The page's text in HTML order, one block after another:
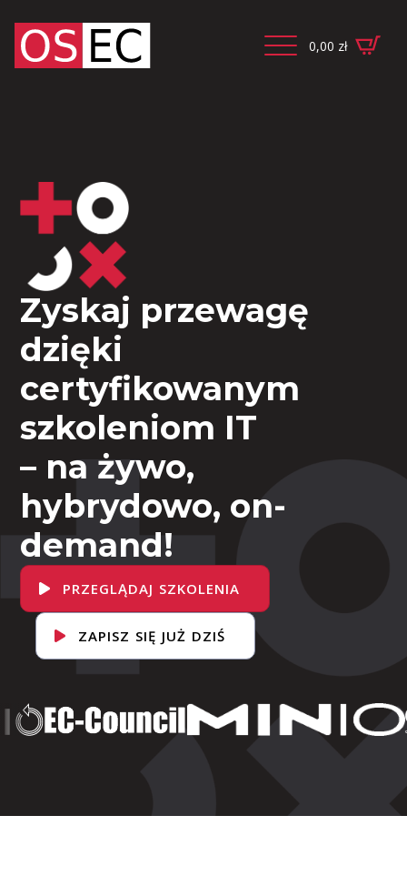
0,00 zł
Zyskaj przewagę
dzięki
certyfikowanym
szkoleniom IT
– na żywo,
hybrydowo, on-
demand!
PRZEGLĄDAJ SZKOLENIA
ZAPISZ SIĘ JUŻ DZIŚ